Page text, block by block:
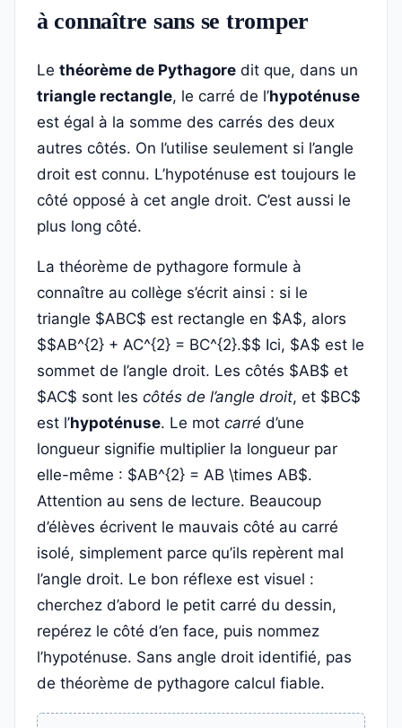
à connaître sans se tromper
Le théorème de Pythagore dit que, dans un
triangle rectangle, le carré de l’hypoténuse
est égal à la somme des carrés des deux
autres côtés. On l’utilise seulement si l’angle
droit est connu. L’hypoténuse est toujours le
côté opposé à cet angle droit. C’est aussi le
plus long côté.
La théorème de pythagore formule à
connaître au collège s’écrit ainsi : si le
triangle $ABC$ est rectangle en $A$, alors
$$AB^{2} + AC^{2} = BC^{2}.$$ Ici, $A$ est le
sommet de l’angle droit. Les côtés $AB$ et
$AC$ sont les côtés de l’angle droit, et $BC$
est l’hypoténuse. Le mot carré d’une
longueur signifie multiplier la longueur par
elle-même : $AB^{2} = AB \times AB$.
Attention au sens de lecture. Beaucoup
d’élèves écrivent le mauvais côté au carré
isolé, simplement parce qu’ils repèrent mal
l’angle droit. Le bon réflexe est visuel :
cherchez d’abord le petit carré du dessin,
repérez le côté d’en face, puis nommez
l’hypoténuse. Sans angle droit identifié, pas
de théorème de pythagore calcul fiable.